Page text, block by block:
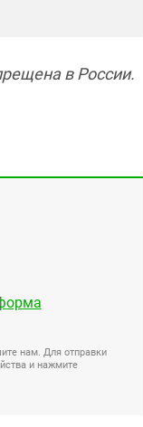
в России.
нам. Для отправки
и нажмите